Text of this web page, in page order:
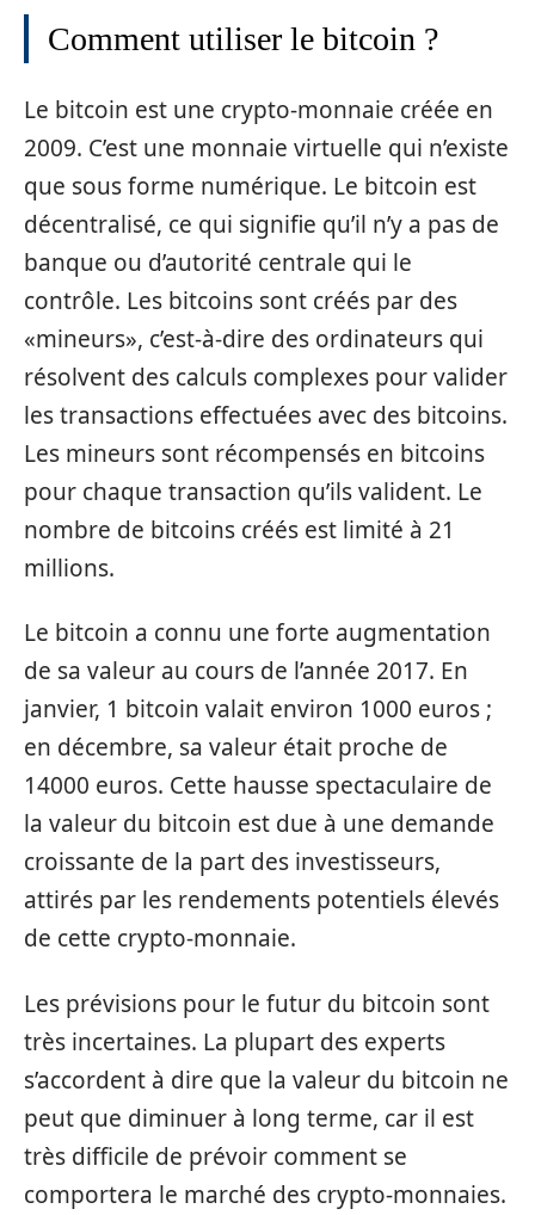
Comment utiliser le bitcoin ?
Le bitcoin est une crypto-monnaie créée en
2009. C’est une monnaie virtuelle qui n’existe
que sous forme numérique. Le bitcoin est
décentralisé, ce qui signifie qu’il n’y a pas de
banque ou d’autorité centrale qui le
contrôle. Les bitcoins sont créés par des
«mineurs», c’est-à-dire des ordinateurs qui
résolvent des calculs complexes pour valider
les transactions effectuées avec des bitcoins.
Les mineurs sont récompensés en bitcoins
pour chaque transaction qu’ils valident. Le
nombre de bitcoins créés est limité à 21
millions.
Le bitcoin a connu une forte augmentation
de sa valeur au cours de l’année 2017. En
janvier, 1 bitcoin valait environ 1000 euros ;
en décembre, sa valeur était proche de
14000 euros. Cette hausse spectaculaire de
la valeur du bitcoin est due à une demande
croissante de la part des investisseurs,
attirés par les rendements potentiels élevés
de cette crypto-monnaie.
Les prévisions pour le futur du bitcoin sont
très incertaines. La plupart des experts
s’accordent à dire que la valeur du bitcoin ne
peut que diminuer à long terme, car il est
très difficile de prévoir comment se
comportera le marché des crypto-monnaies.